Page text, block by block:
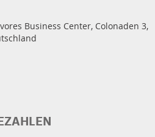
Business Center, Colonaden 3,